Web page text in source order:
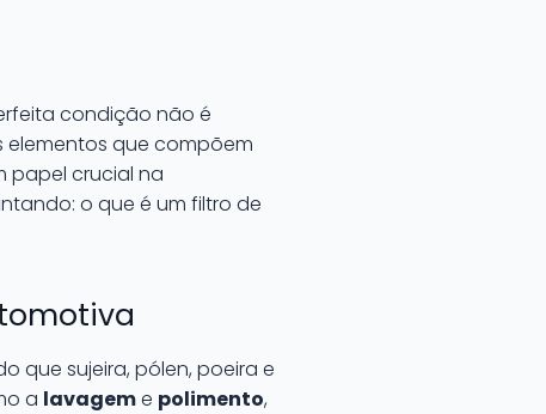
condição não é
elementos que compõem
papel crucial na
o que é um filtro de
que sujeira, pólen, poeira e
a lavageme polimento,